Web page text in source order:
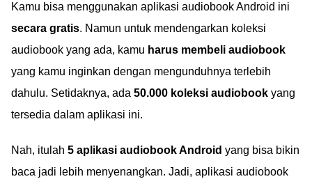
Kamu bisa menggunakan aplikasi audiobook Android ini
secara gratis. Namun untuk mendengarkan koleksi
audiobook yang ada, kamu harus membeli audiobook
yang kamu inginkan dengan mengunduhnya terlebih
dahulu. Setidaknya, ada 50.000 koleksi audiobook yang
tersedia dalam aplikasi ini.
Nah, itulah 5 aplikasi audiobook Android yang bisa bikin
baca jadi lebih menyenangkan. Jadi, aplikasi audiobook